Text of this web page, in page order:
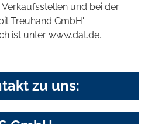
und bei der
Treuhand GmbH'
ist unter www.dat.de.
zu uns: